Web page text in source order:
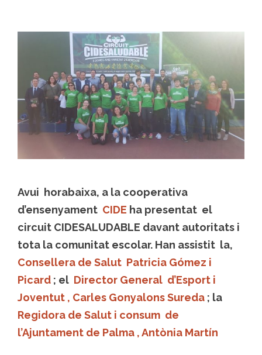
Avui horabaixa, a la cooperativa
d’ensenyament CIDE ha presentat el
circuit CIDESALUDABLE davant autoritats i
tota la comunitat escolar. Han assistit la,
Consellera de Salut Patricia Gómez i
Picard ; el Director General d’Esport i
Joventut , Carles Gonyalons Sureda ; la
Regidora de Salut i consum de
l’Ajuntament de Palma , Antònia Martín